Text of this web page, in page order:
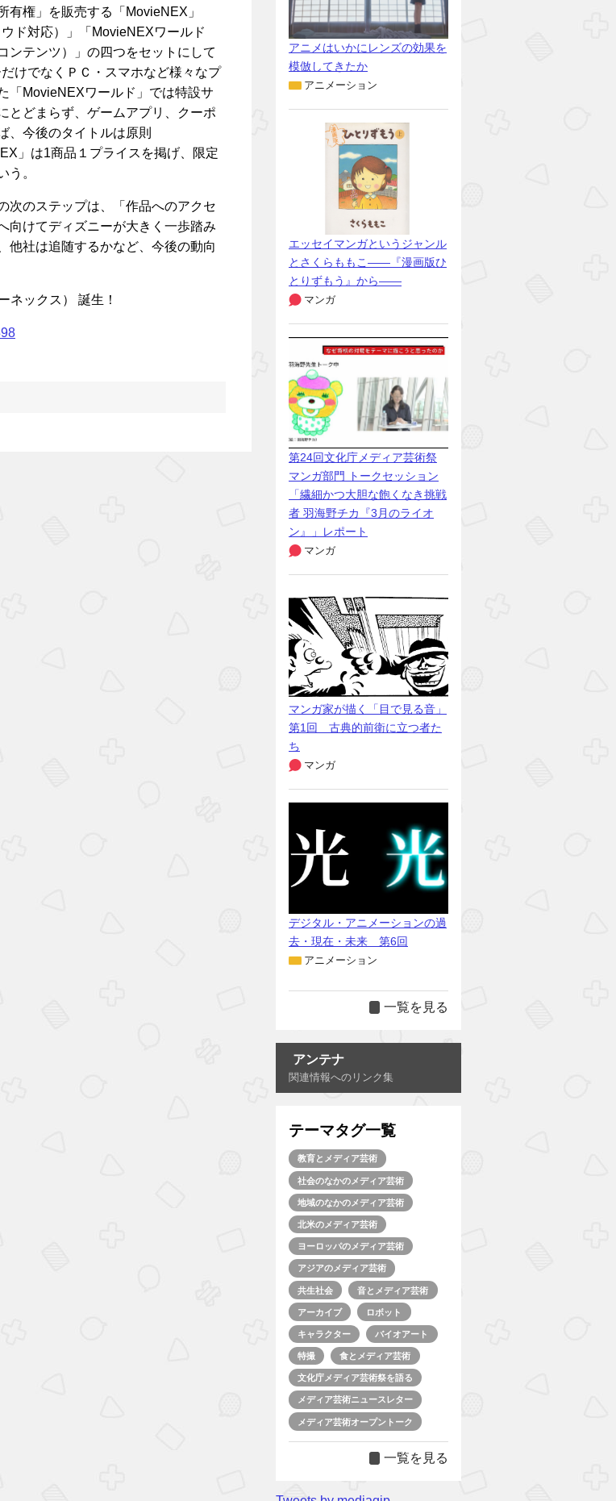
有権」を販売する「MovieNEX」
ド対応）」「MovieNEXワールド
ンテンツ）」の四つをセットにして
けでなくＰＣ・スマホなど様々なプ
「MovieNEXワールド」では特設サ
とどまらず、ゲームアプリ、クーポ
、今後のタイトルは原則
」は1商品１プライスを掲げ、限定
う。
次のステップは、「作品へのアクセ
向けてディズニーが大きく一歩踏み
他社は追随するかなど、今後の動向
ネックス） 誕生！
アニメはいかにレンズの効果を
模倣してきたか
アニメーション
エッセイマンガというジャンル
とさくらももこ――『漫画版ひ
とりずもう』から――
マンガ
第24回文化庁メディア芸術祭
マンガ部門 トークセッション
「繊細かつ大胆な飽くなき挑戦
者 羽海野チカ『3月のライオ
ン』」レポート
マンガ
マンガ家が描く「目で見る音」
第1回 古典的前衛に立つ者た
ち
マンガ
デジタル・アニメーションの過
去・現在・未来 第6回
アニメーション
一覧を見る
アンテナ
関連情報へのリンク集
テーマタグ一覧
教育とメディア芸術
社会のなかのメディア芸術
地域のなかのメディア芸術
北米のメディア芸術
ヨーロッパのメディア芸術
アジアのメディア芸術
共生社会 音とメディア芸術
アーカイブ ロボット
キャラクター バイオアート
特撮 食とメディア芸術
文化庁メディア芸術祭を語る
メディア芸術ニュースレター
メディア芸術オープントーク
一覧を見る